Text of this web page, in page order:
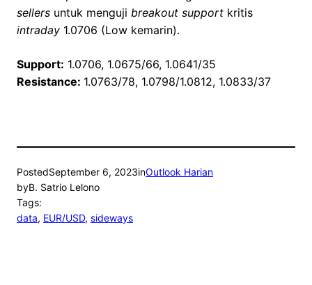
sellers untuk menguji breakout support kritis
intraday 1.0706 (Low kemarin).
Support: 1.0706, 1.0675/66, 1.0641/35
Resistance: 1.0763/78, 1.0798/1.0812, 1.0833/37
PostedSeptember 6, 2023inOutlook Harian
byB. Satrio Lelono
Tags:
data, EUR/USD, sideways